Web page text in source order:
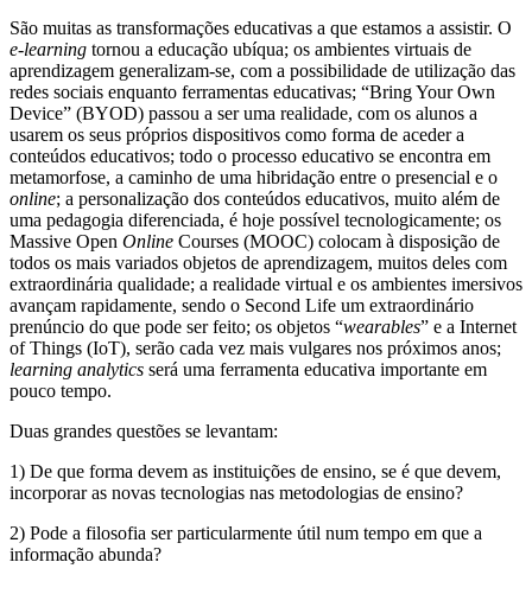
São muitas as transformações educativas a que estamos a assistir. O
e-learning tornou a educação ubíqua; os ambientes virtuais de
aprendizagem generalizam-se, com a possibilidade de utilização das
redes sociais enquanto ferramentas educativas; “Bring Your Own
Device” (BYOD) passou a ser uma realidade, com os alunos a
usarem os seus próprios dispositivos como forma de aceder a
conteúdos educativos; todo o processo educativo se encontra em
metamorfose, a caminho de uma hibridação entre o presencial e o
online; a personalização dos conteúdos educativos, muito além de
uma pedagogia diferenciada, é hoje possível tecnologicamente; os
Massive Open Online Courses (MOOC) colocam à disposição de
todos os mais variados objetos de aprendizagem, muitos deles com
extraordinária qualidade; a realidade virtual e os ambientes imersivos
avançam rapidamente, sendo o Second Life um extraordinário
prenúncio do que pode ser feito; os objetos “wearables” e a Internet
of Things (IoT), serão cada vez mais vulgares nos próximos anos;
learning analytics será uma ferramenta educativa importante em
pouco tempo.
Duas grandes questões se levantam:
1) De que forma devem as instituições de ensino, se é que devem,
incorporar as novas tecnologias nas metodologias de ensino?
2) Pode a filosofia ser particularmente útil num tempo em que a
informação abunda?